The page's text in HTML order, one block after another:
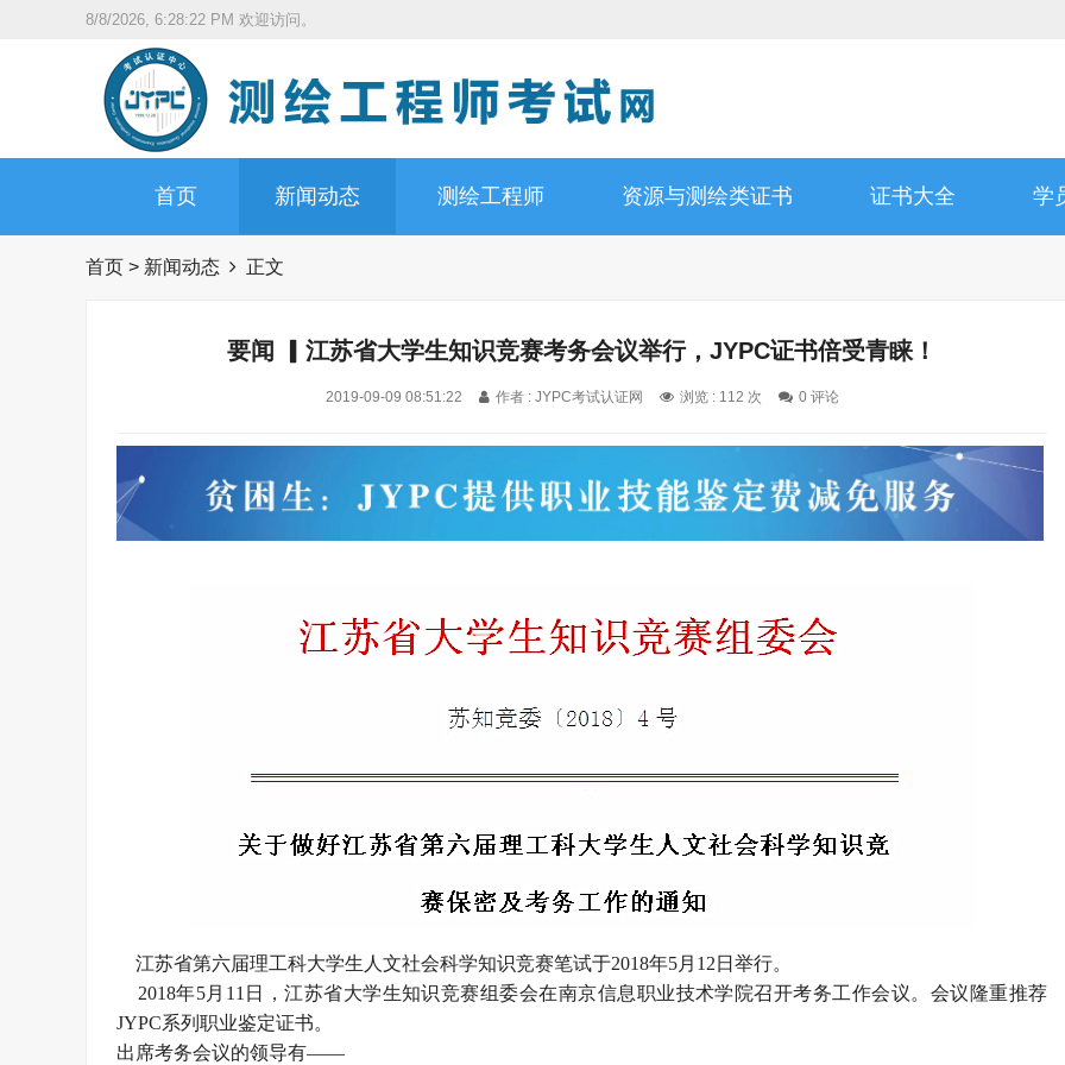
8/8/2026, 6:28:24 PM 欢迎访问。
首页 新闻动态 测绘工程师 资源与测绘类证书 证书大全 学
首页 > 新闻动态 正文
要闻 ▎江苏省大学生知识竞赛考务会议举行，JYPC证书倍受青睐！
2019-09-09 08:51:22 作者 : JYPC考试认证网 浏览 : 112 次 0 评论
江苏省第六届理工科大学生人文社会科学知识竞赛笔试于2018年5月12日举行。
2018年5月11日，江苏省大学生知识竞赛组委会在南京信息职业技术学院召开考务工作会议。会议隆重推荐
JYPC系列职业鉴定证书。
出席考务会议的领导有——